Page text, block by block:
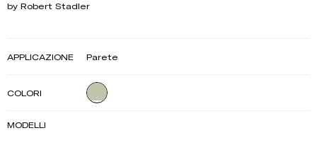
by Robert Stadler
APPLICAZIONE Parete
COLORI
MODELLI